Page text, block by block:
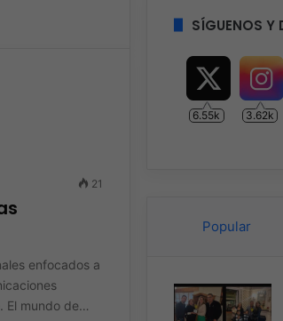
21
enfocados a
El mundo de…
SÍGUENOS Y
6.55k 3.62k
Popular